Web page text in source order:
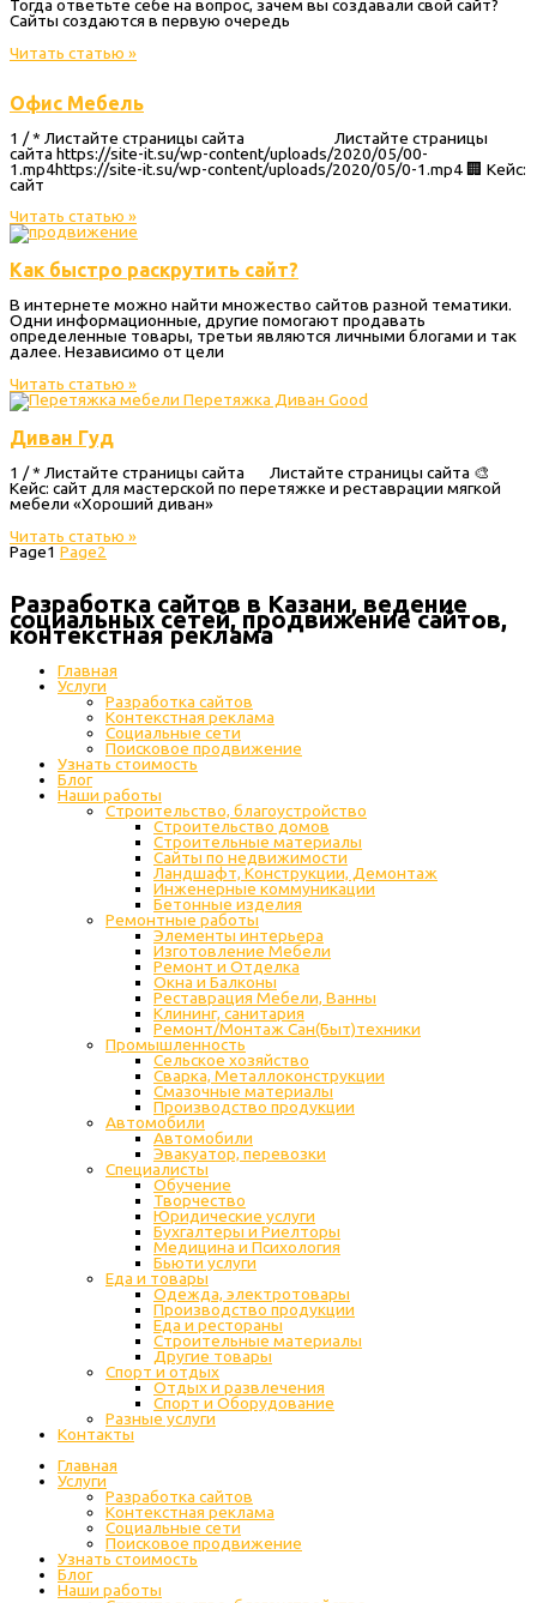
Тогда ответьте себе на вопрос, зачем вы создавали свой сайт?
Сайты создаются в первую очередь
Читать статью »
Офис Мебель
1 / * Листайте страницы сайта Листайте страницы
сайта https://site-it.su/wp-content/uploads/2020/05/00-
1.mp4https://site-it.su/wp-content/uploads/2020/05/0-1.mp4 🏢 Кейс:
сайт
Читать статью »
Как быстро раскрутить сайт?
В интернете можно найти множество сайтов разной тематики.
Одни информационные, другие помогают продавать
определенные товары, третьи являются личными блогами и так
далее. Независимо от цели
Читать статью »
Диван Гуд
1 / * Листайте страницы сайта Листайте страницы сайта 🎨
Кейс: сайт для мастерской по перетяжке и реставрации мягкой
мебели «Хороший диван»
Читать статью »
Page1Page2
Разработка сайтов в Казани, ведение
социальных сетей, продвижение сайтов,
контекстная реклама
Главная
Услуги
Разработка сайтов
Контекстная реклама
Социальные сети
Поисковое продвижение
Узнать стоимость
Блог
Наши работы
Строительство, благоустройство
Строительство домов
Строительные материалы
Сайты по недвижимости
Ландшафт, Конструкции, Демонтаж
Инженерные коммуникации
Бетонные изделия
Ремонтные работы
Элементы интерьера
Изготовление Мебели
Ремонт и Отделка
Окна и Балконы
Реставрация Мебели, Ванны
Клининг, санитария
Ремонт/Монтаж Сан(Быт)техники
Промышленность
Cельское хозяйство
Сварка, Металлоконструкции
Cмазочные материалы
Производство продукции
Автомобили
Автомобили
Эвакуатор, перевозки
Специалисты
Обучение
Творчество
Юридические услуги
Бухгалтеры и Риелторы
Медицина и Психология
Бьюти услуги
Еда и товары
Одежда, электротовары
Производство продукции
Еда и рестораны
Строительные материалы
Другие товары
Спорт и отдых
Отдых и развлечения
Спорт и Оборудование
Разные услуги
Контакты
Главная
Услуги
Разработка сайтов
Контекстная реклама
Социальные сети
Поисковое продвижение
Узнать стоимость
Блог
Наши работы